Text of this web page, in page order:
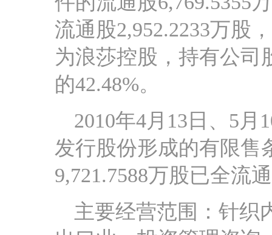
流通股2,952.2233万股
为浪莎控股，持有公司
的42.48%。
2010年4月13日、5
发行股份形成的有限售
9,721.7588万股已全流
主要经营范围：针织